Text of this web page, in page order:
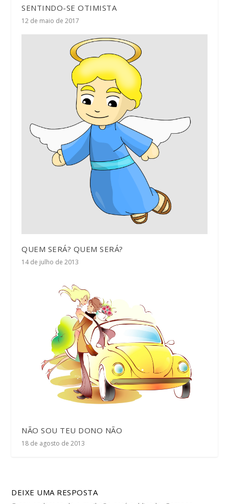
SENTINDO-SE OTIMISTA
12 de maio de 2017
QUEM SERÁ? QUEM SERÁ?
14 de julho de 2013
NÃO SOU TEU DONO NÃO
18 de agosto de 2013
DEIXE UMA RESPOSTA